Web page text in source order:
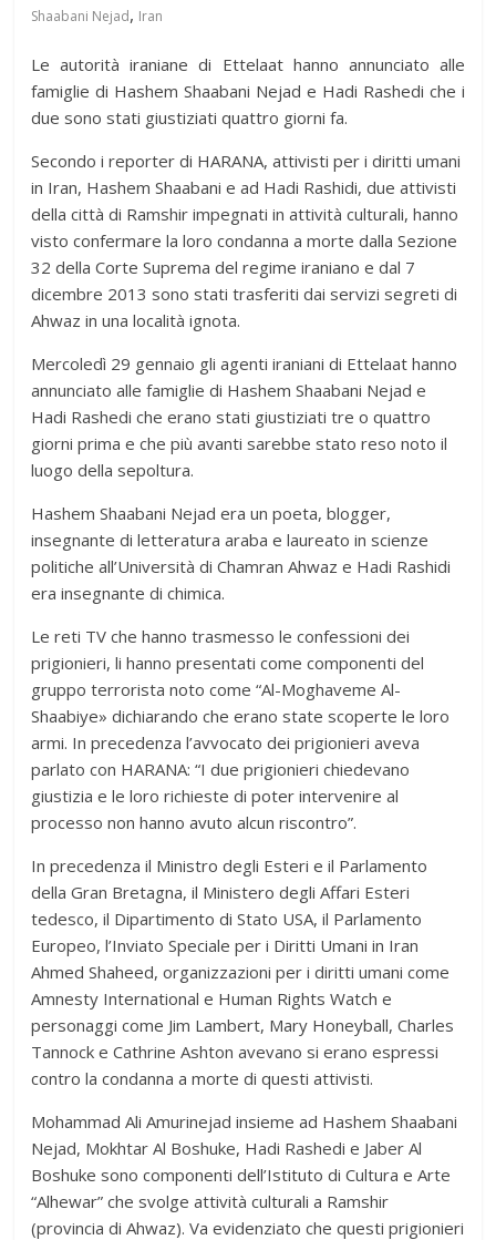
Shaabani Nejad, Iran
Le autorità iraniane di Ettelaat hanno annunciato alle
famiglie di Hashem Shaabani Nejad e Hadi Rashedi che i
due sono stati giustiziati quattro giorni fa.
Secondo i reporter di HARANA, attivisti per i diritti umani
in Iran, Hashem Shaabani e ad Hadi Rashidi, due attivisti
della città di Ramshir impegnati in attività culturali, hanno
visto confermare la loro condanna a morte dalla Sezione
32 della Corte Suprema del regime iraniano e dal 7
dicembre 2013 sono stati trasferiti dai servizi segreti di
Ahwaz in una località ignota.
Mercoledì 29 gennaio gli agenti iraniani di Ettelaat hanno
annunciato alle famiglie di Hashem Shaabani Nejad e
Hadi Rashedi che erano stati giustiziati tre o quattro
giorni prima e che più avanti sarebbe stato reso noto il
luogo della sepoltura.
Hashem Shaabani Nejad era un poeta, blogger,
insegnante di letteratura araba e laureato in scienze
politiche all’Università di Chamran Ahwaz e Hadi Rashidi
era insegnante di chimica.
Le reti TV che hanno trasmesso le confessioni dei
prigionieri, li hanno presentati come componenti del
gruppo terrorista noto come “Al-Moghaveme Al-
Shaabiye» dichiarando che erano state scoperte le loro
armi. In precedenza l’avvocato dei prigionieri aveva
parlato con HARANA: “I due prigionieri chiedevano
giustizia e le loro richieste di poter intervenire al
processo non hanno avuto alcun riscontro”.
In precedenza il Ministro degli Esteri e il Parlamento
della Gran Bretagna, il Ministero degli Affari Esteri
tedesco, il Dipartimento di Stato USA, il Parlamento
Europeo, l’Inviato Speciale per i Diritti Umani in Iran
Ahmed Shaheed, organizzazioni per i diritti umani come
Amnesty International e Human Rights Watch e
personaggi come Jim Lambert, Mary Honeyball, Charles
Tannock e Cathrine Ashton avevano si erano espressi
contro la condanna a morte di questi attivisti.
Mohammad Ali Amurinejad insieme ad Hashem Shaabani
Nejad, Mokhtar Al Boshuke, Hadi Rashedi e Jaber Al
Boshuke sono componenti dell’Istituto di Cultura e Arte
“Alhewar” che svolge attività culturali a Ramshir
(provincia di Ahwaz). Va evidenziato che questi prigionieri